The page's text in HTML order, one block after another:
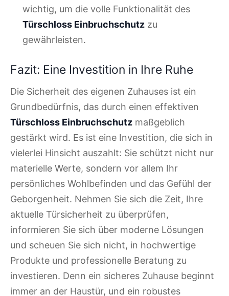
wichtig, um die volle Funktionalität des
Türschloss Einbruchschutz zu
gewährleisten.
Fazit: Eine Investition in Ihre Ruhe
Die Sicherheit des eigenen Zuhauses ist ein
Grundbedürfnis, das durch einen effektiven
Türschloss Einbruchschutz maßgeblich
gestärkt wird. Es ist eine Investition, die sich in
vielerlei Hinsicht auszahlt: Sie schützt nicht nur
materielle Werte, sondern vor allem Ihr
persönliches Wohlbefinden und das Gefühl der
Geborgenheit. Nehmen Sie sich die Zeit, Ihre
aktuelle Türsicherheit zu überprüfen,
informieren Sie sich über moderne Lösungen
und scheuen Sie sich nicht, in hochwertige
Produkte und professionelle Beratung zu
investieren. Denn ein sicheres Zuhause beginnt
immer an der Haustür, und ein robustes